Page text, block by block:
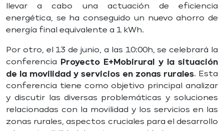
llevar a cabo una actuación de eficiencia
energética, se ha conseguido un nuevo ahorro de
energía final equivalente a 1 kWh.
Por otro, el 13 de junio, a las 10:00h, se celebrará la
conferencia Proyecto E+Mobirural y la situación
de la movilidad y servicios en zonas rurales. Esta
conferencia tiene como objetivo principal analizar
y discutir las diversas problemáticas y soluciones
relacionadas con la movilidad y los servicios en las
zonas rurales, aspectos cruciales para el desarrollo